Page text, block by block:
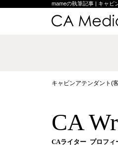
mameの執筆記事 | キャビ
キャビンアテンダント(
CA
CAライター プロフィ